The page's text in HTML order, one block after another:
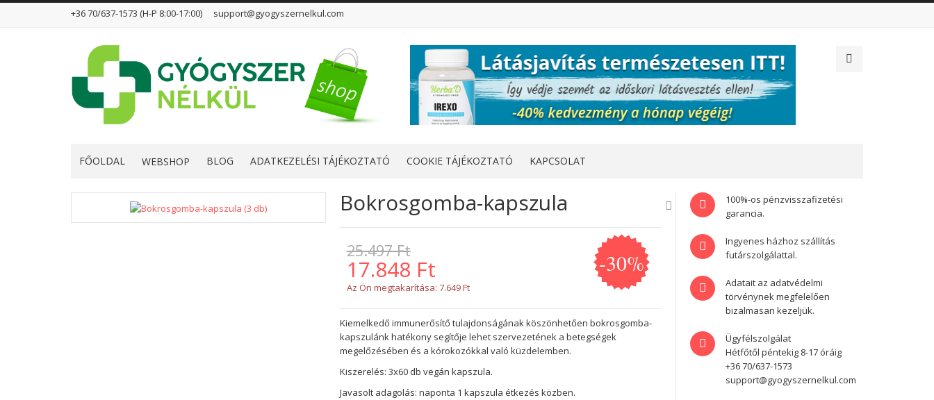
+36 70/637-1573 (H-P 8:00-17:00) support@gyogyszernelkul.com
FŐOLDAL WEBSHOP BLOG ADATKEZELÉSI TÁJÉKOZTATÓ COOKIE TÁJÉKOZTATÓ KAPCSOLAT
Bokrosgomba-kapszula
25.497 Ft
17.848 Ft
Az Ön megtakarítása: 7.649 Ft
-30%
Kiemelkedő immunerősítő tulajdonságának köszönhetően bokrosgomba-
kapszulánk hatékony segítője lehet szervezetének a betegségek
megelőzésében és a kórokozókkal való küzdelemben.
Kiszerelés: 3x60 db vegán kapszula.
Javasolt adagolás: naponta 1 kapszula étkezés közben.
100%-os pénzvisszafizetési
garancia.
Ingyenes házhoz szállítás
futárszolgálattal.
Adatait az adatvédelmi
törvénynek megfelelően
bizalmasan kezeljük.
Ügyfélszolgálat
Hétfőtől péntekig 8-17 óráig
+36 70/637-1573
support@gyogyszernelkul.com